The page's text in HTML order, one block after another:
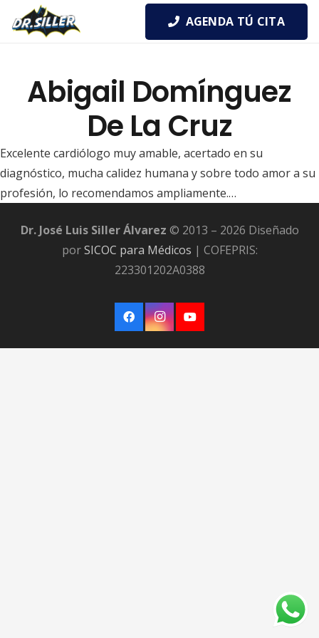
AGENDA TÚ CITA
Abigail Domínguez
De La Cruz
Excelente cardiólogo muy amable, acertado en su
diagnóstico, mucha calidez humana y sobre todo amor a su
profesión, lo recomendamos ampliamente.…
Dr. José Luis Siller Álvarez © 2013 – 2026 Diseñado
porSICOC para Médicos | COFEPRIS:
223301202A0388